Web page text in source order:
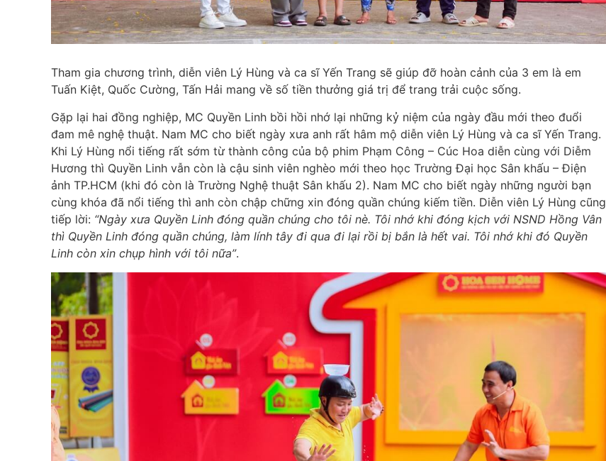
Tham gia chương trình, diễn viên Lý Hùng và ca sĩ Yến Trang sẽ giúp đỡ hoàn cảnh của 3 em là em
Tuấn Kiệt, Quốc Cường, Tấn Hải mang về số tiền thưởng giá trị để trang trải cuộc sống.
Gặp lại hai đồng nghiệp, MC Quyền Linh bồi hồi nhớ lại những kỷ niệm của ngày đầu mới theo đuổi
đam mê nghệ thuật. Nam MC cho biết ngày xưa anh rất hâm mộ diễn viên Lý Hùng và ca sĩ Yến Trang.
Khi Lý Hùng nổi tiếng rất sớm từ thành công của bộ phim Phạm Công – Cúc Hoa diễn cùng với Diễm
Hương thì Quyền Linh vẫn còn là cậu sinh viên nghèo mới theo học Trường Đại học Sân khấu – Điện
ảnh TP.HCM (khi đó còn là Trường Nghệ thuật Sân khấu 2). Nam MC cho biết ngày những người bạn
cùng khóa đã nổi tiếng thì anh còn chập chững xin đóng quần chúng kiếm tiền. Diễn viên Lý Hùng cũng
tiếp lời: “Ngày xưa Quyền Linh đóng quần chúng cho tôi nè. Tôi nhớ khi đóng kịch với NSND Hồng Vân
thì Quyền Linh đóng quần chúng, làm lính tây đi qua đi lại rồi bị bắn là hết vai. Tôi nhớ khi đó Quyền
Linh còn xin chụp hình với tôi nữa”.